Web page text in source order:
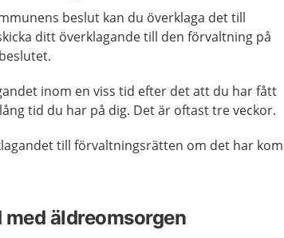
beslut kan du överklaga det till
ditt överklagande till den förvaltning på
inom en viss tid efter det att du har fått
tid du har på dig. Det är oftast tre veckor.
till förvaltningsrätten om det har
äldreomsorgen